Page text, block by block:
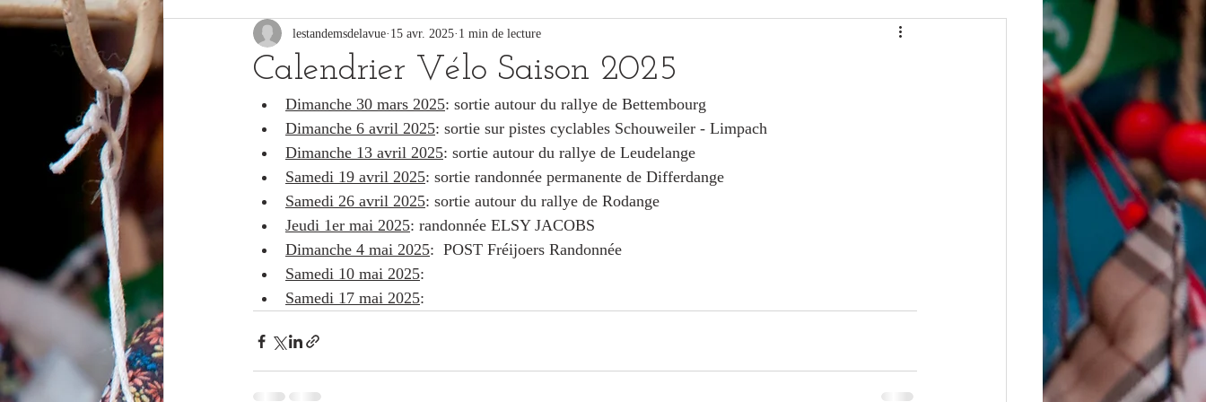
Calendrier Vélo Saison 2025
lestandemsdelavue 15 avr. 2025 1 min de lecture
Dimanche 30 mars 2025: sortie autour du rallye de Bettembourg
Dimanche 6 avril 2025: sortie sur pistes cyclables Schouweiler - Limpach
Dimanche 13 avril 2025: sortie autour du rallye de Leudelange
Samedi 19 avril 2025: sortie randonnée permanente de Differdange
Samedi 26 avril 2025: sortie autour du rallye de Rodange
Jeudi 1er mai 2025: randonnée ELSY JACOBS
Dimanche 4 mai 2025:  POST Fréijoers Randonnée
Samedi 10 mai 2025:
Samedi 17 mai 2025: